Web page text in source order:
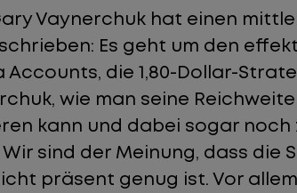
Vaynerchuk hat einen
Es geht um den
die 1,80-Dollar-
wie man seine
kann und dabei sogar noch
sind der Meinung, dass die
präsent genug ist. Vor